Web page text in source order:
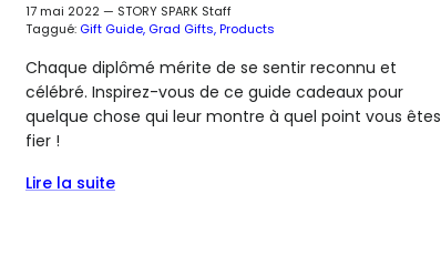
17 mai 2022— STORY SPARK Staff
Taggué: Gift Guide Grad Gifts Products
Chaque diplômé mérite de se sentir reconnu et
célébré. Inspirez-vous de ce guide cadeaux pour
quelque chose qui leur montre à quel point vous êtes
fier !
Lire la suite